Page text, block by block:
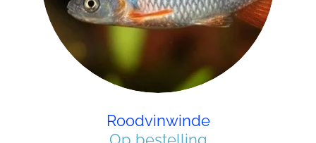
Roodvinwinde